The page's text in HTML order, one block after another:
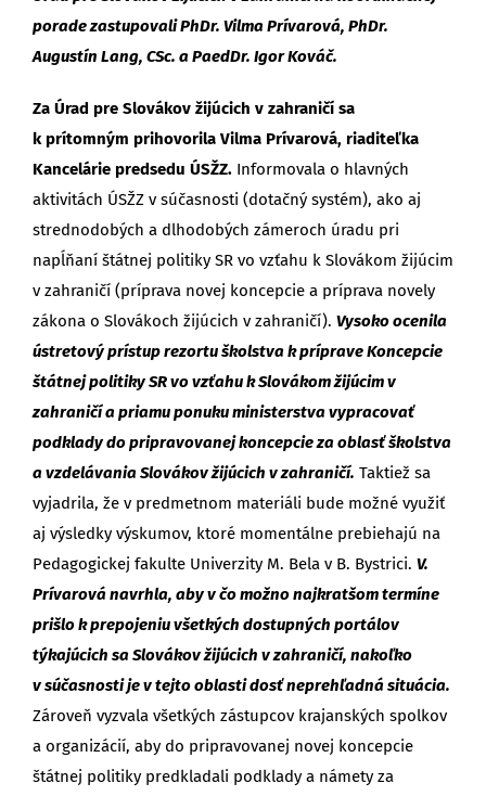
porade zastupovali PhDr. Vilma Prívarová, PhDr.
Augustín Lang, CSc. a PaedDr. Igor Kováč.
Za Úrad pre Slovákov žijúcich v zahraničí sa
k prítomným prihovorila Vilma Prívarová, riaditeľka
Kancelárie predsedu ÚSŽZ. Informovala o hlavných
aktivitách ÚSŽZ v súčasnosti (dotačný systém), ako aj
strednodobých a dlhodobých zámeroch úradu pri
napĺňaní štátnej politiky SR vo vzťahu k Slovákom žijúcim
v zahraničí (príprava novej koncepcie a príprava novely
zákona o Slovákoch žijúcich v zahraničí). Vysoko ocenila
ústretový prístup rezortu školstva k príprave Koncepcie
štátnej politiky SR vo vzťahu k Slovákom žijúcim v
zahraničí a priamu ponuku ministerstva vypracovať
podklady do pripravovanej koncepcie za oblasť školstva
a vzdelávania Slovákov žijúcich v zahraničí. Taktiež sa
vyjadrila, že v predmetnom materiáli bude možné využiť
aj výsledky výskumov, ktoré momentálne prebiehajú na
Pedagogickej fakulte Univerzity M. Bela v B. Bystrici. V.
Prívarová navrhla, aby v čo možno najkratšom termíne
prišlo k prepojeniu všetkých dostupných portálov
týkajúcich sa Slovákov žijúcich v zahraničí, nakoľko
v súčasnosti je v tejto oblasti dosť neprehľadná situácia.
Zároveň vyzvala všetkých zástupcov krajanských spolkov
a organizácií, aby do pripravovanej novej koncepcie
štátnej politiky predkladali podklady a námety za